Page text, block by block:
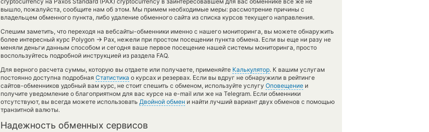
вышло, пожалуйста, сообщите нам об этом. Мы примем необходимые меры: рассмотрение причины с
владельцем обменного пункта, либо удаление обменного сайта из списка курсов текущего направления.
Спешим заметить, что переходя на вебсайты-обменники именно с нашего мониторинга, вы можете обнаружить
более интересный курс Polygon → Pax, нежели при простом посещении пункта обмена. Если вы еще ни разу не
меняли деньги данным способом и сегодня ваше первое посещение нашей системы мониторинга, просто
воспользуйтесь подробной инструкцией из раздела FAQ.
Для верного расчета суммы, которую вы отдаете или получаете, применяйте Калькулятор. К вашим услугам
постоянно доступна подробная Статистика о курсах и резервах. Если вы вдруг не обнаружили в рейтинге
сайтов-обменников удобный вам курс, не стоит спешить с обменом, используйте услугу Оповещение и
получите уведомление о благоприятном для вас курсе на e-mail или же на Telegram. Если обменники
отсутствуют, вы всегда можете использовать Двойной обмен и найти лучший вариант двух обменов с помощью
транзитной валюты.
Надежность обменных сервисов